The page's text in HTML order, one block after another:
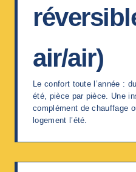
air/air)
Le confort toute l’année :
été, pièce par pièce. Une
complément de chauffage
logement l’été.